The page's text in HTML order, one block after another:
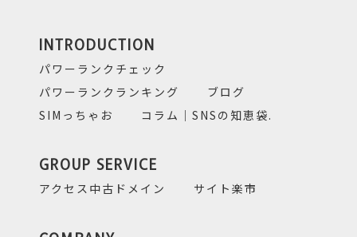
INTRODUCTION
パワーランクチェック
パワーランクランキング
ブログ
SIMっちゃお
コラム｜SNSの知恵袋.
GROUP SERVICE
アクセス中古ドメイン サイト楽市